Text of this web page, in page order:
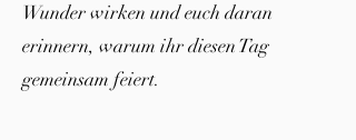
Wunder wirken und euch daran
erinnern, warum ihr diesen Tag
gemeinsam feiert.